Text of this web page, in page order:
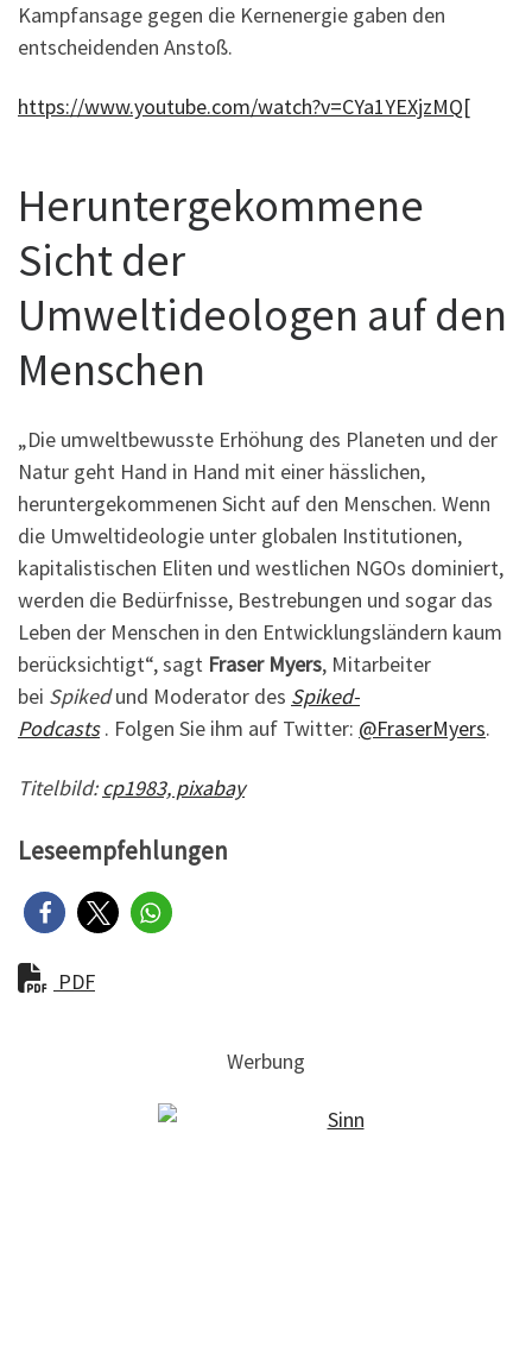
Kampfansage gegen die Kernenergie gaben den
entscheidenden Anstoß.
https://www.youtube.com/watch?v=CYa1YEXjzMQ[
Heruntergekommene
Sicht der
Umweltideologen auf den
Menschen
„Die umweltbewusste Erhöhung des Planeten und der
Natur geht Hand in Hand mit einer hässlichen,
heruntergekommenen Sicht auf den Menschen. Wenn
die Umweltideologie unter globalen Institutionen,
kapitalistischen Eliten und westlichen NGOs dominiert,
werden die Bedürfnisse, Bestrebungen und sogar das
Leben der Menschen in den Entwicklungsländern kaum
berücksichtigt“, sagt Fraser Myers, Mitarbeiter
bei Spikedund Moderator des Spiked-
Podcasts. Folgen Sie ihm auf Twitter: @FraserMyers.
Titelbild:cp1983, pixabay
Leseempfehlungen
PDF
Werbung